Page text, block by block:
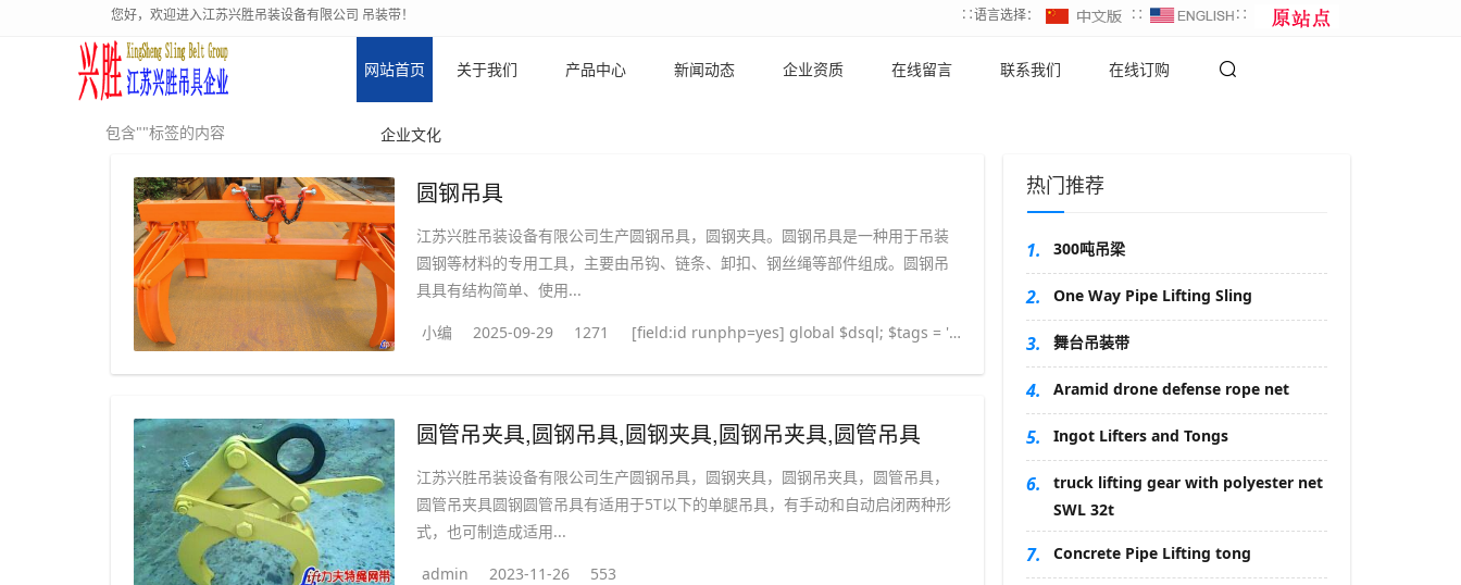
您好，欢迎进入江苏兴胜吊装设备有限公司 吊装带！ ∷语言选择： ∷ ∷
网站首页 关于我们 产品中心 新闻动态 企业资质 在线留言 联系我们 在线订购
企业文化
包含""标签的内容
圆钢吊具
江苏兴胜吊装设备有限公司生产圆钢吊具，圆钢夹具。圆钢吊具是一种用于吊装
圆钢等材料的专用工具，主要由吊钩、链条、卸扣、钢丝绳等部件组成。圆钢吊
具具有结构简单、使用...
小编 2025-09-29 1271 [field:id runphp=yes] global $dsql; $tags = ''; $query = "SELECT tag FROM `#@__taglist` WHERE aid='@me' "; $dsql->Execute('tag',$query); while($row = $dsql->GetArray('tag')) { $tags .= "#
圆管吊夹具,圆钢吊具,圆钢夹具,圆钢吊夹具,圆管吊具
江苏兴胜吊装设备有限公司生产圆钢吊具，圆钢夹具，圆钢吊夹具，圆管吊具，
圆管吊夹具圆钢圆管吊具有适用于5T以下的单腿吊具，有手动和自动启闭两种形
式，也可制造成适用...
admin 2023-11-26
553
热门推荐
1. 300吨吊梁
2. One Way Pipe Lifting Sling
3. 舞台吊装带
4. Aramid drone defense rope net
5. Ingot Lifters and Tongs
6.
truck lifting gear with polyester net
SWL 32t
7. Concrete Pipe Lifting tong